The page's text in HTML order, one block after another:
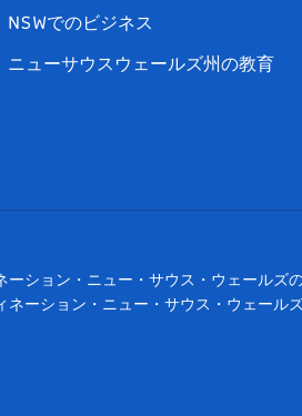
NSWでのビジネス
ニューサウスウェールズ州の教育
ション・ニュー・サウス・ウェールズ
ネーション・ニュー・サウス・ウェール